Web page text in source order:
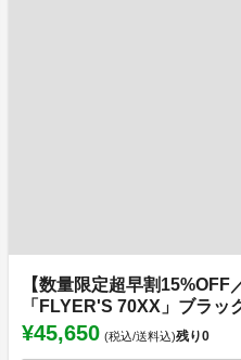
【数量限定超早割
「FLYER'S 70XX」ブラッ
¥45,650 (税込/送料込)残り0